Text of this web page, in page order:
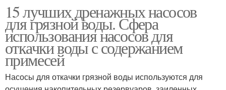
Насос для откачки Воды из подвала
Дренажный насос
15 лучших дренажных насосов
для грязной воды. Сфера
использования насосов для
откачки воды с содержанием
примесей
Насосы для откачки грязной воды используются для